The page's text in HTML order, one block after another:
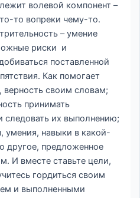
волевой компонент –
то вопреки чему-то.
– умение
риски и
поставленной
Как помогает
верность своим словам;
принимать
следовать их выполнению;
умения, навыки в какой-
другое, предложенное
И вместе ставьте цели,
гордиться своим
и выполненными